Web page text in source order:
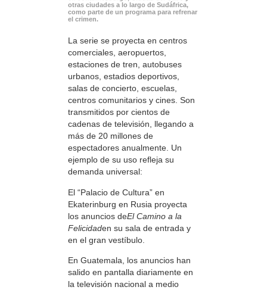
otras ciudades a lo largo de Sudáfrica,
como parte de un programa para refrenar
el crimen.
La serie se proyecta en centros
comerciales, aeropuertos,
estaciones de tren, autobuses
urbanos, estadios deportivos,
salas de concierto, escuelas,
centros comunitarios y cines. Son
transmitidos por cientos de
cadenas de televisión, llegando a
más de 20 millones de
espectadores anualmente. Un
ejemplo de su uso refleja su
demanda universal:
El “Palacio de Cultura” en
Ekaterinburg en Rusia proyecta
los anuncios deEl Camino a la
Felicidaden su sala de entrada y
en el gran vestíbulo.
En Guatemala, los anuncios han
salido en pantalla diariamente en
la televisión nacional a medio